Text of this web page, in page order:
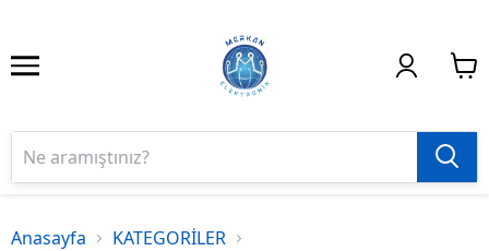
Anasayfa
KATEGORİLER